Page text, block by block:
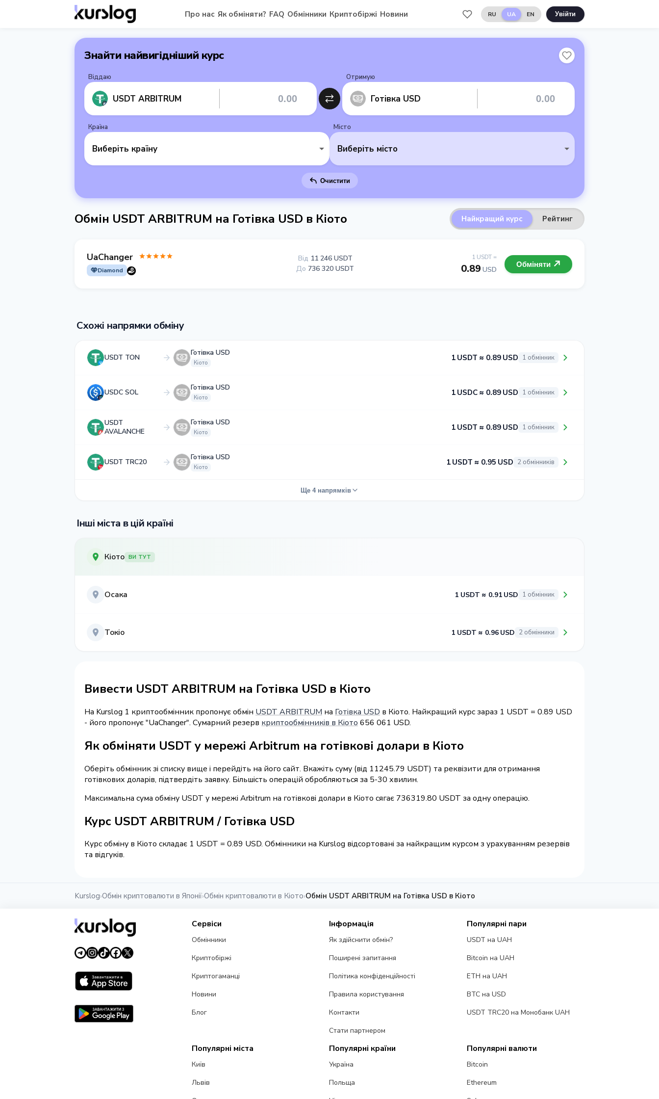
Про нас Як обміняти? FAQ Обмінники Криптобіржі Новини RU UA EN Увійти
Знайти найвигідніший курс
Віддаю
USDT ARBITRUM
Отримую
Готівка USD
Країна
Виберіть країну
Місто
Виберіть місто
Очистити
Обмін USDT ARBITRUM на Готівка USD в Кіото Найкращий курс Рейтинг
UaChanger
Diamond
1 USDT =
0.89 USD
Від 11 246 USDT
До 736 320 USDT Обміняти
Схожі напрямки обміну
USDT TON
Готівка USD
Кіото
1 USDT ≈ 0.89 USD 1 обмінник
USDC SOL
Готівка USD
Кіото
1 USDC ≈ 0.89 USD 1 обмінник
USDT
AVALANCHE
Готівка USD
Кіото
1 USDT ≈ 0.89 USD 1 обмінник
USDT TRC20
Готівка USD
Кіото
1 USDT ≈ 0.95 USD 2 обмінників
Ще 4 напрямків
Інші міста в цій країні
Кіото ВИ ТУТ
Осака 1 USDT ≈ 0.91 USD 1 обмінник
Токіо 1 USDT ≈ 0.96 USD 2 обмінники
Вивести USDT ARBITRUM на Готівка USD в Кіото
На Kurslog 1 криптообмінник пропонує обмін USDT ARBITRUM на Готівка USD в Кіото. Найкращий курс зараз 1 USDT = 0.89 USD
- його пропонує "UaChanger". Сумарний резерв криптообмінників в Кіото 656 061 USD.
Як обміняти USDT у мережі Arbitrum на готівкові долари в Кіото
Оберіть обмінник зі списку вище і перейдіть на його сайт. Вкажіть суму (від 11245.79 USDT) та реквізити для отримання
готівкових доларів, підтвердіть заявку. Більшість операцій обробляються за 5-30 хвилин.
Максимальна сума обміну USDT у мережі Arbitrum на готівкові долари в Кіото сягає 736319.80 USDT за одну операцію.
Курс USDT ARBITRUM / Готівка USD
Курс обміну в Кіото складає 1 USDT = 0.89 USD. Обмінники на Kurslog відсортовані за найкращим курсом з урахуванням резервів
та відгуків.
Kurslog›Обмін криптовалюти в Японії›Обмін криптовалюти в Кіото›Обмін USDT ARBITRUM на Готівка USD в Кіото
Сервіси
Обмінники
Криптобіржі
Криптогаманці
Новини
Блог
Інформація
Як здійснити обмін?
Поширені запитання
Політика конфіденційності
Правила користування
Контакти
Стати партнером
Популярні пари
USDT на UAH
Bitcoin на UAH
ETH на UAH
BTC на USD
USDT TRC20 на Монобанк UAH
Популярні міста
Київ
Львів
Популярні країни
Україна
Польща
Популярні валюти
Bitcoin
Ethereum